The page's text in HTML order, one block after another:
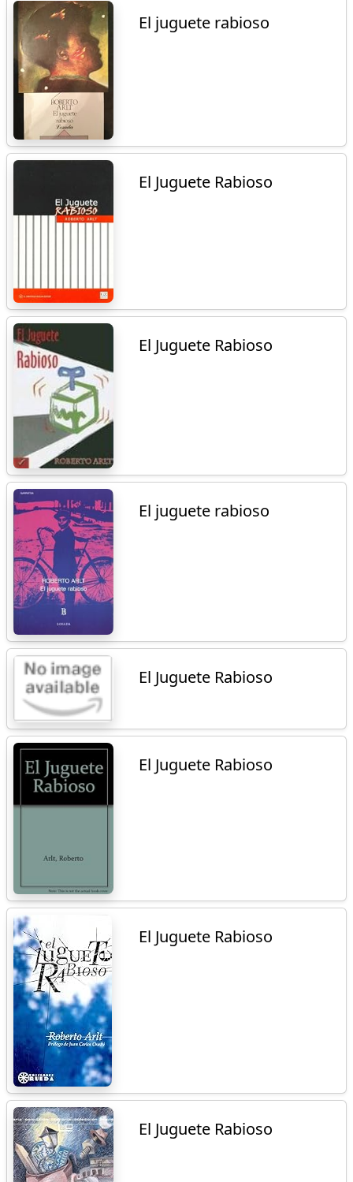
El juguete rabioso
El Juguete Rabioso
El Juguete Rabioso
El juguete rabioso
El Juguete Rabioso
El Juguete Rabioso
El Juguete Rabioso
El Juguete Rabioso